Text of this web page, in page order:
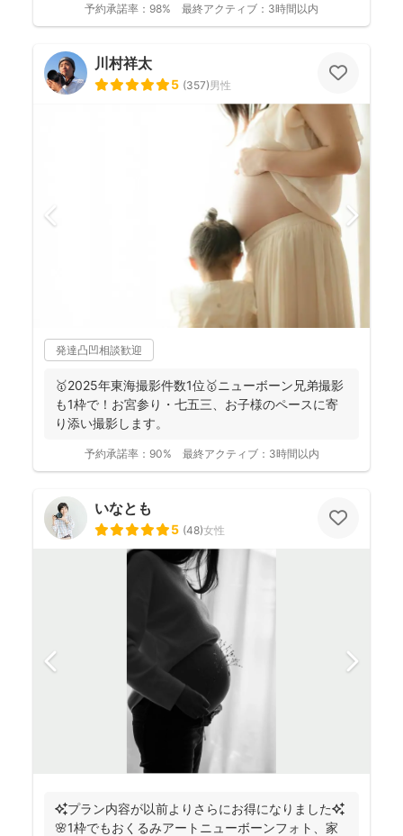
予約承諾率： 98% 最終アクティブ： 3時間以内
川村祥太
5 (357)男性
発達凸凹相談歓迎
🥇2025年東海撮影件数1位🥇ニューボーン兄弟撮影
も1枠で！お宮参り・七五三、お子様のペースに寄
り添い撮影します。
予約承諾率： 90% 最終アクティブ： 3時間以内
いなとも
5 (48)女性
✨プラン内容が以前よりさらにお得になりました✨
🌸1枠でもおくるみアートニューボーンフォト、家